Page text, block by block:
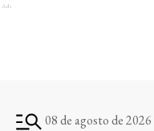
Ads
08 de agosto de 2026